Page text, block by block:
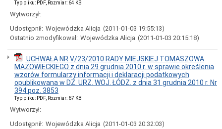
Utrzymania
Miasta)
Język
w
UM
Zbędne
składniki
majątku
Skargi
wnioski,
petycje
Typ pliku: PDF, Rozmiar: 64 KB
Wytworzył:
Udostępnił: Wojewódzka Alicja (2011-01-03 19:55:13)
Ostatnio zmodyfikował: Wojewódzka Alicja (2011-01-03 20:15:18)
UCHWAŁA NR V/23/2010 RADY MIEJSKIEJ TOMASZOWA
MAZOWIECKIEGO z dnia 29 grudnia 2010 r. w sprawie określenia
wzorów formularzy informacji i deklaracji podatkowych
opublikowana w DZ. URZ. WOJ. ŁÓDZ. z dnia 31 grudnia 2010 r. Nr
394 poz. 3853
Typ pliku: PDF, Rozmiar: 67 KB
Wytworzył:
Udostępnił: Wojewódzka Alicja (2011-01-03 20:32:03)